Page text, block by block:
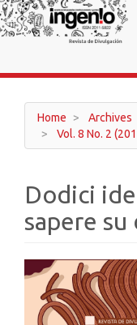
Main
Navigation
Main
Sidebar
Home
Archives
Vol. 8 No. 2
Dodici
sapere
Article
Sidebar